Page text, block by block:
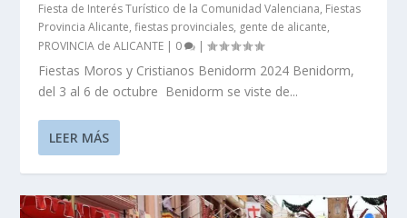
Fiesta de Interés Turístico de la Comunidad Valenciana, Fiestas
Provincia Alicante,fiestas provinciales, gente de alicante,
PROVINCIA de ALICANTE
0 |
Fiestas Moros y Cristianos Benidorm 2024 Benidorm,
del 3 al 6 de octubre Benidorm se viste de...
LEER MÁS